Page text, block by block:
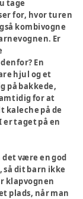
tage
for, hvor turen
kombivogne
Er
En
hjul og et
på bakkede,
for at
kaleche på de
er taget på en
det være en god
så dit barn ikke
klapvognen
plads, når man